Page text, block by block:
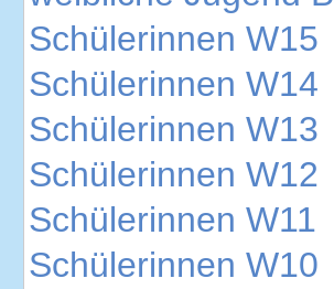
Schülerinnen W15
Schülerinnen W14
Schülerinnen W13
Schülerinnen W12
Schülerinnen W11
Schülerinnen W10